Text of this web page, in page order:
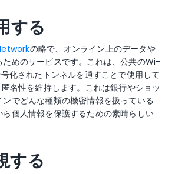
する
の略で、オンライン上のデータや
ためのサービスです。これは、公共のWi-
化されたトンネルを通すことで使用して
名性を維持します。これは銀行やショッ
でどんな種類の機密情報を扱っている
個人情報を保護するための素晴らしい
する